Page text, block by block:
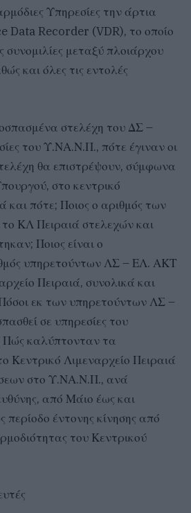
Υπηρεσίες την άρτια
Data Recorder (VDR), το οποίο
συνομιλίες μεταξύ πλοιάρχου
και όλες τις εντολές
στελέχη του ΔΣ –
του Υ.ΝΑ.Ν.Π., πότε έγιναν οι
θα επιστρέψουν, σύμφωνα
στο κεντρικό
και πότε; Ποιος ο αριθμός των
ΚΛ Πειραιά στελεχών και
Ποιος είναι ο
υπηρετούντων ΛΣ – ΕΛ. ΑΚΤ
Πειραιά, συνολικά και
εκ των υπηρετούντων ΛΣ –
σε υπηρεσίες του
Πώς καλύπτονταν τα
Κεντρικό Λιμεναρχείο Πειραιά
στο Υ.ΝΑ.Ν.Π., ανά
από Μάιο έως και
έντονης κίνησης από
του Κεντρικού